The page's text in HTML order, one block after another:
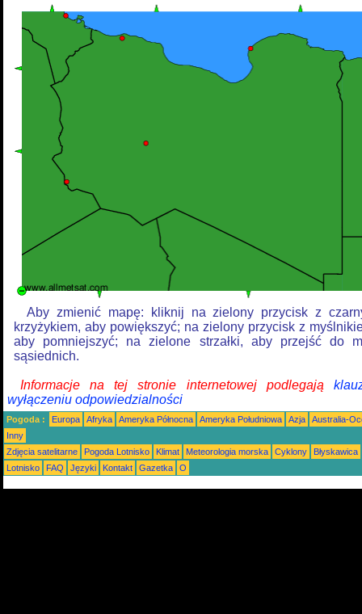
Aby zmienić mapę: kliknij na zielony przycisk z
krzyżykiem, aby powiększyć; na zielony przycisk z
aby pomniejszyć; na zielone strzałki, aby przejść do
sąsiednich.
Informacje na tej stronie internetowej podlegają
wyłączeniu odpowiedzialności
Pogoda : Europa Afryka Ameryka Północna Ameryka Południowa Azja
Australia-
Inny
Zdjęcia satelitarne
Pogoda Lotnisko Klimat Meteorologia morska Cyklony
Błyskawica
Lotnisko
FAQ Języki Kontakt Gazetka O